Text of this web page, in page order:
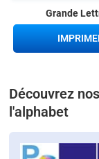
Grande
Découvrez
l'alphabet